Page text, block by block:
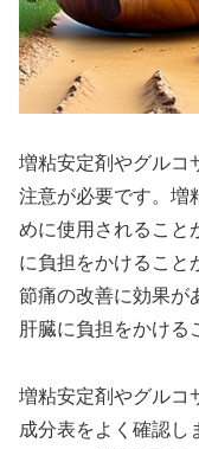
増粘安定剤やグルコ
注意が必要です。増
めに使用されること
に負担をかけること
節痛の改善に効果が
肝臓に負担をかける
増粘安定剤やグルコ
成分表をよく確認し